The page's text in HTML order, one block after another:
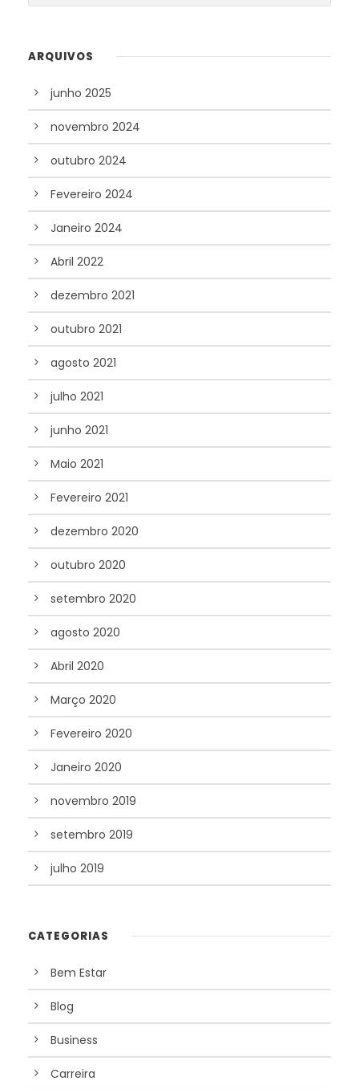
ARQUIVOS
junho 2025
novembro 2024
outubro 2024
Fevereiro 2024
Janeiro 2024
Abril 2022
dezembro 2021
outubro 2021
agosto 2021
julho 2021
junho 2021
Maio 2021
Fevereiro 2021
dezembro 2020
outubro 2020
setembro 2020
agosto 2020
Abril 2020
Março 2020
Fevereiro 2020
Janeiro 2020
novembro 2019
setembro 2019
julho 2019
CATEGORIAS
Bem Estar
Blog
Business
Carreira